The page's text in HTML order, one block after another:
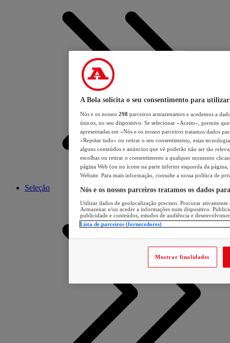
Seleção
A Bola solicita o seu consentimento para utilizar
Nós e os nossos 298 parceiros armazenamos e acedemos a
únicos, no seu dispositivo. Se selecionar «Aceito», permite
apresentadas em «Nós e os nossos parceiros tratamos dados
«Rejeitar tudo» ou retirar o seu consentimento, estas
alguns conteúdos e anúncios que vê poderão não ser tão
escolhas ou retirar o consentimento a qualquer momento
página Web (ou no ícone na parte inferior esquerda da página,
Website. Para mais informação, consulte a nossa política de
Nós e os nossos parceiros tratamos os dados
Utilizar dados de geolocalização precisos. Procurar
Armazenar e/ou aceder a informações num dispositivo.
publicidade e conteúdos, estudos de audiência e
Lista de parceiros (fornecedores)
Mostrar finalidades